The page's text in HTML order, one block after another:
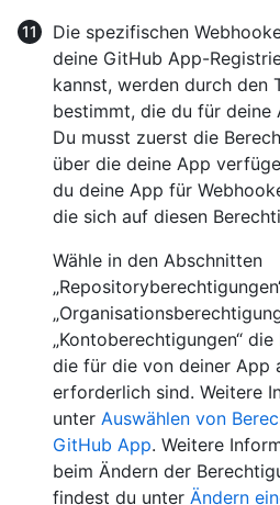
Die spezifischen
deine GitHub App-
kannst, werden durch den
bestimmt, die du für deine
Du musst zuerst die
über die deine App
du deine App für
die sich auf diesen
Wähle in den Abschnitten
„Kontoberechtigungen“
die für die von deiner App
erforderlich sind. Weitere
unter Auswählen von
GitHub App. Weitere
beim Ändern der
findest du unter Ändern